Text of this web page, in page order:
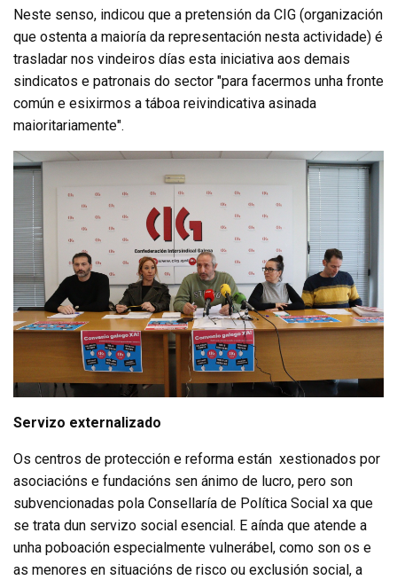
Neste senso, indicou que a pretensión da CIG (organización
que ostenta a maioría da representación nesta actividade) é
trasladar nos vindeiros días esta iniciativa aos demais
sindicatos e patronais do sector "para facermos unha fronte
común e esixirmos a táboa reivindicativa asinada
maioritariamente".
Servizo externalizado
Os centros de protección e reforma están xestionados por
asociacións e fundacións sen ánimo de lucro, pero son
subvencionadas pola Consellaría de Política Social xa que
se trata dun servizo social esencial. E aínda que atende a
unha poboación especialmente vulnerábel, como son os e
as menores en situacións de risco ou exclusión social, a